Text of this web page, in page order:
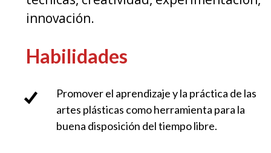
innovación.
Habilidades
Promover el aprendizaje y la práctica de las
artes plásticas como herramienta para la
buena disposición del tiempo libre.